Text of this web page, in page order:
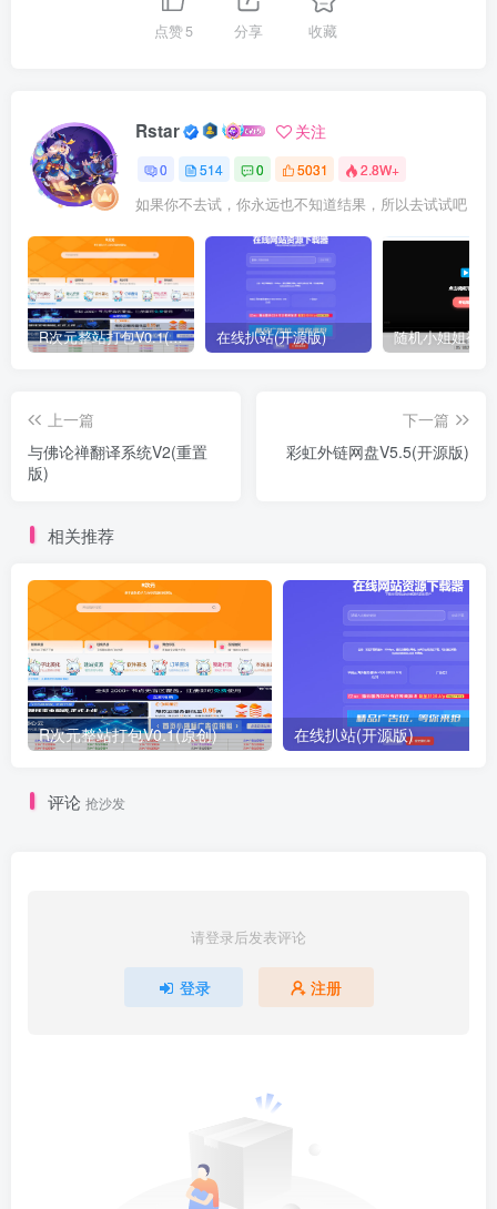
点赞5 分享 收藏
Rstar 关注
0 514 0 5031 2.8W+
如果你不去试，你永远也不知道结果，所以去试试吧
R次元整站打包V0.1(原创) 在线扒站(开源版)
上一篇
与佛论禅翻译系统V2(重置
版)
下一篇
彩虹外链网盘V5.5(开源版)
相关推荐
R次元整站打包V0.1(原创) 在线扒站(开源版)
评论 抢沙发
请登录后发表评论
登录 注册